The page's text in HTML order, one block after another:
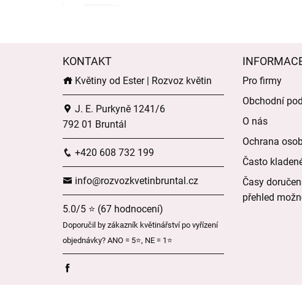
KONTAKT
Květiny od Ester | Rozvoz květin
J. E. Purkyně 1241/6
792 01 Bruntál
+420 608 732 199
info@rozvozkvetinbruntal.cz
5.0/5 ⭐ (67 hodnocení)
Doporučil by zákazník květinářství po vyřízení
objednávky? ANO = 5⭐, NE = 1⭐
Pro firmy
Obchodní
O nás
Ochrana
Často
Časy
přehled